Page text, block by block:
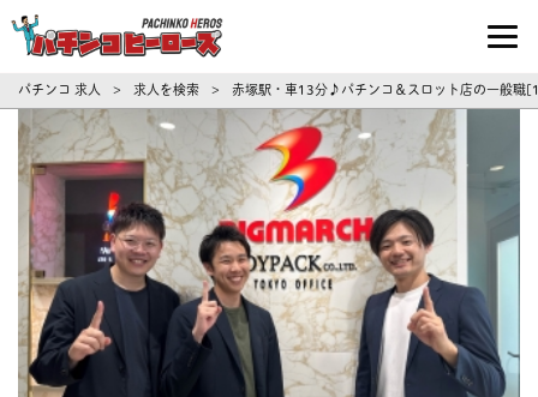
パチンコ求人・転職ならパチンコヒーロ
パチンコ 求人 > 求人を検索 > 赤塚駅・車13分♪パチンコ＆スロット店の一般職